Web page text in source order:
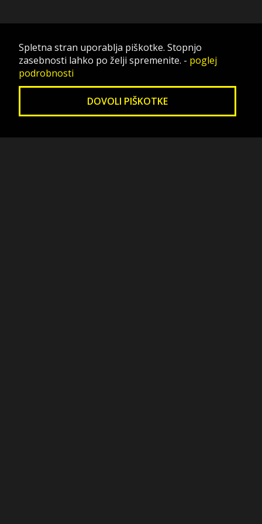
Spletna stran uporablja piškotke. Stopnjo
zasebnosti lahko po želji spremenite. - poglej
podrobnosti
DOVOLI PIŠKOTKE